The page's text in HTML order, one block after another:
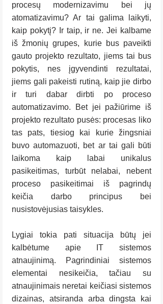
procesų modernizavimu bei jų
atomatizavimu? Ar tai galima laikyti,
kaip pokytį? Ir taip, ir ne. Jei kalbame
iš žmonių grupes, kurie bus paveikti
gauto projekto rezultato, jiems tai bus
pokytis, nes įgyvendinti rezultatai,
jiems gali pakeisti rutiną, kaip jie dirbo
ir turi dabar dirbti po proceso
automatizavimo. Bet jei pažiūrime iš
projekto rezultato pusės: procesas liko
tas pats, tiesiog kai kurie žingsniai
buvo automazuoti, bet ar tai gali būti
laikoma kaip labai unikalus
pasikeitimas, turbūt nelabai, nebent
proceso pasikeitimai iš pagrindų
keičia darbo principus bei
nusistovėjusias taisykles.
Lygiai tokia pati situacija būtų jei
kalbėtume apie IT sistemos
atnaujinimą. Pagrindiniai sistemos
elementai nesikeičia, tačiau su
atnaujinimais neretai keičiasi sistemos
dizainas, atsiranda arba dingsta kai